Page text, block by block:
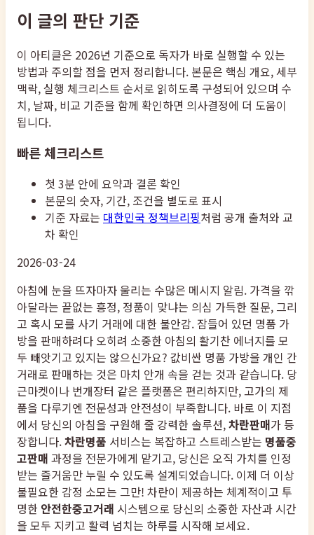
이 글의 판단 기준
이 아티클은 2026년 기준으로 독자가 바로 실행할 수 있는
방법과 주의할 점을 먼저 정리합니다. 본문은 핵심 개요, 세부
맥락, 실행 체크리스트 순서로 읽히도록 구성되어 있으며 수
치, 날짜, 비교 기준을 함께 확인하면 의사결정에 더 도움이
됩니다.
빠른 체크리스트
첫 3분 안에 요약과 결론 확인
본문의 숫자, 기간, 조건을 별도로 표시
기준 자료는 대한민국 정책브리핑처럼 공개 출처와 교
차 확인
2026-03-24
아침에 눈을 뜨자마자 울리는 수많은 메시지 알림. 가격을 깎
아달라는 끝없는 흥정, 정품이 맞냐는 의심 가득한 질문, 그리
고 혹시 모를 사기 거래에 대한 불안감. 잠들어 있던 명품 가
방을 판매하려다 오히려 소중한 아침의 활기찬 에너지를 모
두 빼앗기고 있지는 않으신가요? 값비싼 명품 가방을 개인 간
거래로 판매하는 것은 마치 안개 속을 걷는 것과 같습니다. 당
근마켓이나 번개장터 같은 플랫폼은 편리하지만, 고가의 제
품을 다루기엔 전문성과 안전성이 부족합니다. 바로 이 지점
에서 당신의 아침을 구원해 줄 강력한 솔루션,차란판매가 등
장합니다.차란명품 서비스는 복잡하고 스트레스받는 명품중
고판매 과정을 전문가에게 맡기고, 당신은 오직 가치를 인정
받는 즐거움만 누릴 수 있도록 설계되었습니다. 이제 더 이상
불필요한 감정 소모는 그만! 차란이 제공하는 체계적이고 투
명한 안전한중고거래 시스템으로 당신의 소중한 자산과 시간
을 모두 지키고 활력 넘치는 하루를 시작해 보세요.